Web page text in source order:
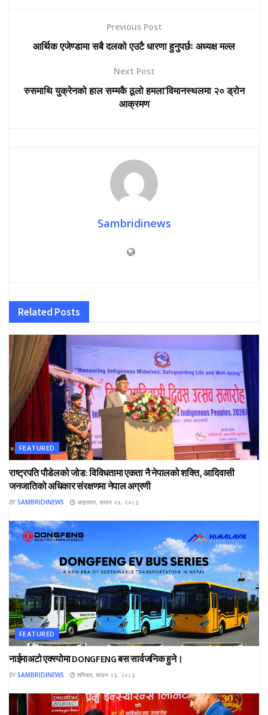
Previous Post
आर्थिक एजेण्डामा सबै दलको एउटै धारणा हुनुपर्छः अध्यक्ष मल्ल
Next Post
रुसमाथि युक्रेनको हाल सम्मकै ठूलो हमला‘विमानस्थलमा २० ड्रोन
आक्रमण
Sambridinews
Related Posts
FEATURED
राष्ट्रपति पौडेलको जोड: विविधतामा एकता नै नेपालको शक्ति, आदिवासी
जनजातिको अधिकार संरक्षणमा नेपाल अग्रणी
BY SAMBRIDINEWS आइतवार, साउन २४, २०८३
FEATURED
नाईमाअटो एक्स्पोमा DONGFENG बस सार्वजनिक हुने।
BY SAMBRIDINEWS शनिबार, साउन २३, २०८३